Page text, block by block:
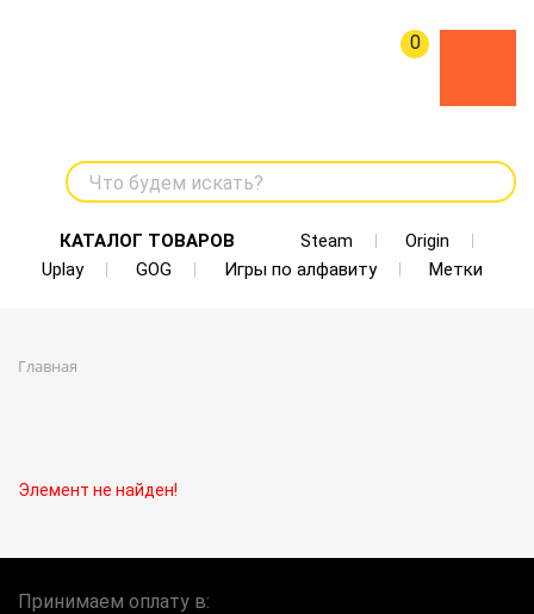
0
Что будем искать?
КАТАЛОГ ТОВАРОВ Steam
Origin
Uplay
GOG Игры по алфавиту Метки
Главная
Элемент не найден!
Принимаем оплату в: